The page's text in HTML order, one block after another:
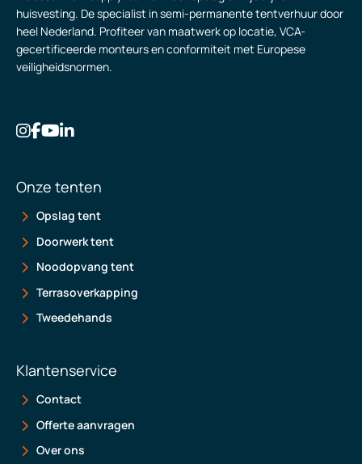
huisvesting. De specialist in semi-permanente tentverhuur door
heel Nederland. Profiteer van maatwerk op locatie, VCA-
gecertificeerde monteurs en conformiteit met Europese
veiligheidsnormen.
Onze tenten
Opslag tent
Doorwerk tent
Noodopvang tent
Terrasoverkapping
Tweedehands
Klantenservice
Contact
Offerte aanvragen
Over ons